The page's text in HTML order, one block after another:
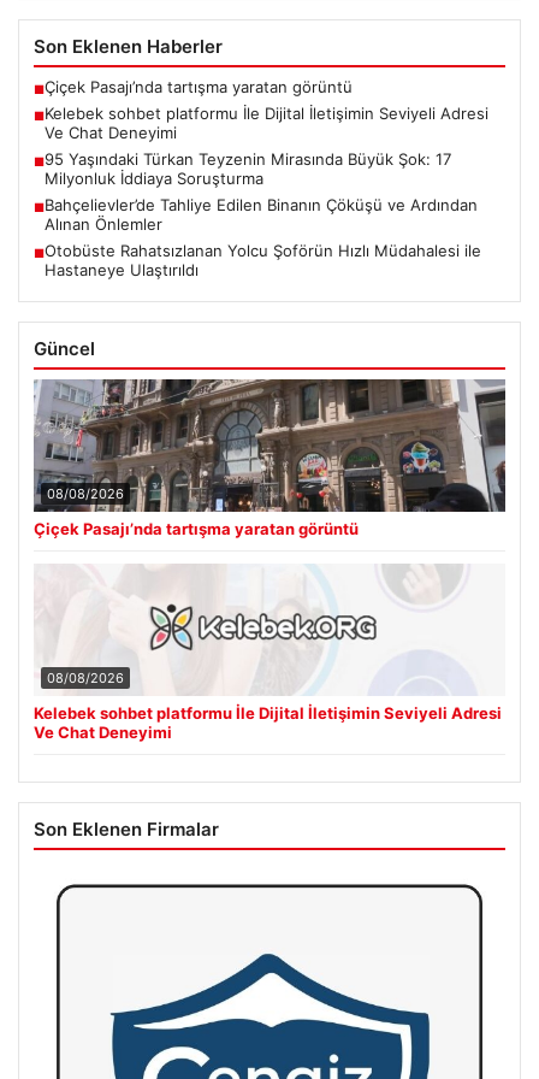
Son Eklenen Haberler
■Çiçek Pasajı’nda tartışma yaratan görüntü
■Kelebek sohbet platformu İle Dijital İletişimin Seviyeli Adresi
Ve Chat Deneyimi
■95 Yaşındaki Türkan Teyzenin Mirasında Büyük Şok: 17
Milyonluk İddiaya Soruşturma
■Bahçelievler’de Tahliye Edilen Binanın Çöküşü ve Ardından
Alınan Önlemler
■Otobüste Rahatsızlanan Yolcu Şoförün Hızlı Müdahalesi ile
Hastaneye Ulaştırıldı
Güncel
08/08/2026
Çiçek Pasajı’nda tartışma yaratan görüntü
08/08/2026
Kelebek sohbet platformu İle Dijital İletişimin Seviyeli Adresi
Ve Chat Deneyimi
Son Eklenen Firmalar